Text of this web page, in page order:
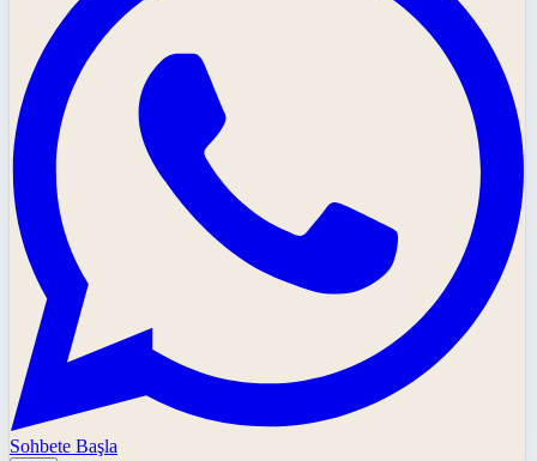
Sohbete Başla